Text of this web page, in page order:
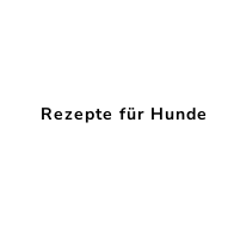
Rezepte für Hunde